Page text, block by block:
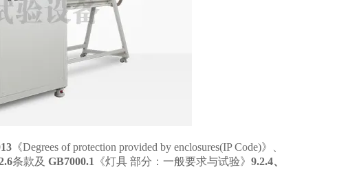
《Degrees of protection provided by enclosures(IP Code)》、
条款及 GB7000.1 《灯具 部分：一般要求与试验》 9.2.4、